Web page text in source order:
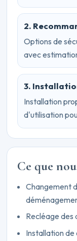
2.
Options de
avec
3.
Installation
d'utilisation
Ce que
Changement
Recléage des
Installation de